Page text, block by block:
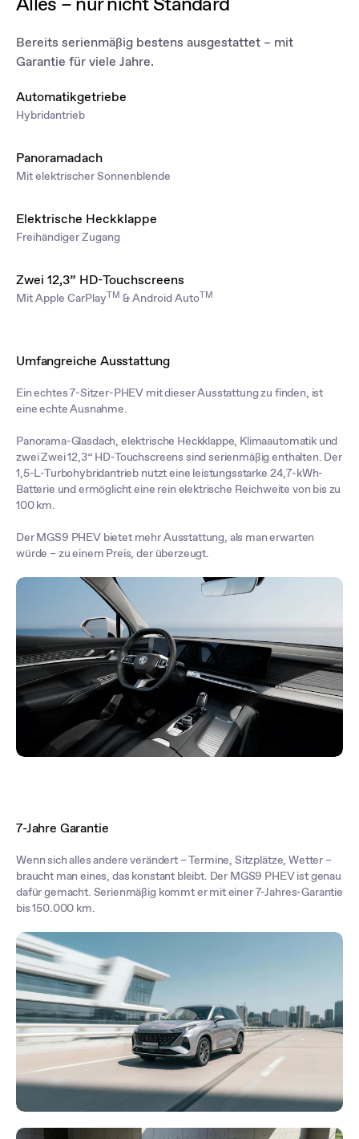
Bereits serienmäßig bestens ausgestattet – mit
Garantie für viele Jahre.
Automatikgetriebe
Hybridantrieb
Panoramadach
Mit elektrischer Sonnenblende
Elektrische Heckklappe
Freihändiger Zugang
Zwei 12,3” HD-Touchscreens
Mit Apple CarPlayTM & Android AutoTM
Umfangreiche Ausstattung
Ein echtes 7-Sitzer-PHEV mit dieser Ausstattung zu finden, ist
eine echte Ausnahme.
Panorama-Glasdach, elektrische Heckklappe, Klimaautomatik und
zwei Zwei 12,3” HD-Touchscreens sind serienmäßig enthalten. Der
1,5-L-Turbohybridantrieb nutzt eine leistungsstarke 24,7-kWh-
Batterie und ermöglicht eine rein elektrische Reichweite von bis zu
100 km.
Der MGS9 PHEV bietet mehr Ausstattung, als man erwarten
würde – zu einem Preis, der überzeugt.
7-Jahre Garantie
Wenn sich alles andere verändert – Termine, Sitzplätze, Wetter –
braucht man eines, das konstant bleibt. Der MGS9 PHEV ist genau
dafür gemacht. Serienmäßig kommt er mit einer 7-Jahres-Garantie
bis 150.000 km.